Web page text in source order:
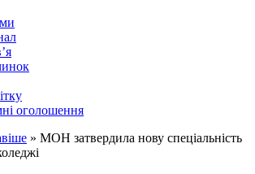
оголошення
» МОН затвердила нову спеціальність